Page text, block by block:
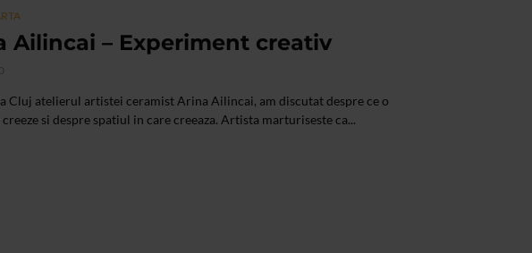
Ailincai – Experiment creativ
Cluj atelierul artistei ceramist Arina Ailincai, am discutat despre ce o
si despre spatiul in care creeaza. Artista marturiseste ca...